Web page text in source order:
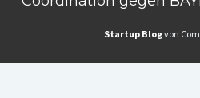
Startup Blogvon